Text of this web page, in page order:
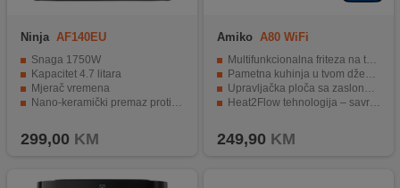
Ninja AF140EU
Snaga 1750W
Kapacitet 4.7 litara
Mjerač vremena
Nano-keramički premaz protiv lijepljenja
299,00 KM
Amiko A80 WiFi
Multifunkcionalna friteza na topli zrak, zapremina 12 litara
Pametna kuhinja u tvom džepu – WiFi upravljanje odakle god poželiš
Upravljačka ploča sa zaslonom osjetljivim na dodir
Heat2Flow tehnologija – savršen balans hrskavog i mekanog
249,90 KM